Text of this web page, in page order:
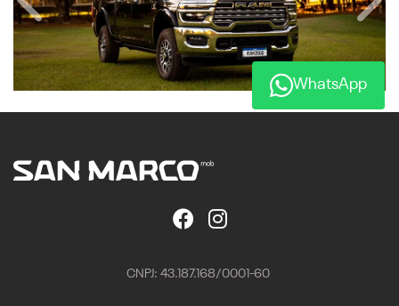
Anterior
CNPJ: 43.187.168/0001-60
WhatsApp